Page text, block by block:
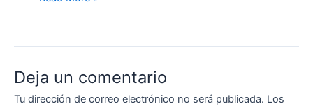
Deja un comentario
Tu dirección de correo electrónico no será publicada. Los